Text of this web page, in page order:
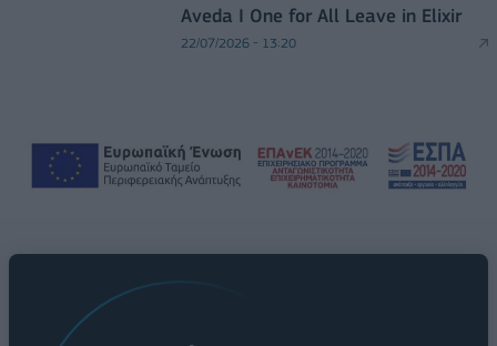
Aveda I One for All Leave in Elixir
22/07/2026 - 13:20